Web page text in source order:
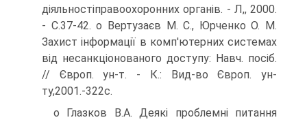
діяльностіправоохоронних органів. - Л,, 2000.
- С.37-42. о Вертузаєв М. С., Юрченко О. М.
Захист інформації в комп'ютерних системах
від несанкціонованого доступу: Навч. посіб.
// Європ. ун-т. - К.: Вид-во Європ. ун-
ту,2001.-322с.
о Глазков В.А. Деякі проблемні питання